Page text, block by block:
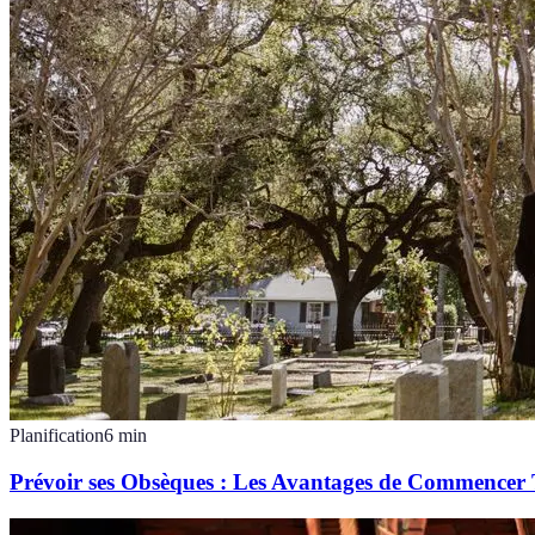
Planification6 min
Prévoir ses Obsèques : Les Avantages de Commencer